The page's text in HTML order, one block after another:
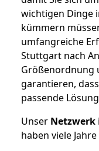
wichtigen Dinge
kümmern
umfangreiche
Stuttgart nach
Größenordnung
garantieren,
passende
Unser Netzwerk
haben viele